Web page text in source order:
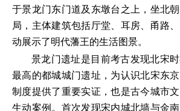
于景龙门东门道及东墩台之上，坐北
局，主体建筑包括厅堂、耳房、甬路
动展示了明代藩王的生活图景。
景龙门遗址是目前考古发现北宋
最高的都城城门遗址，为认识北宋东
制度提供了重要实证，也是古今城市
生动案例。首次发现宋内城北墙与金